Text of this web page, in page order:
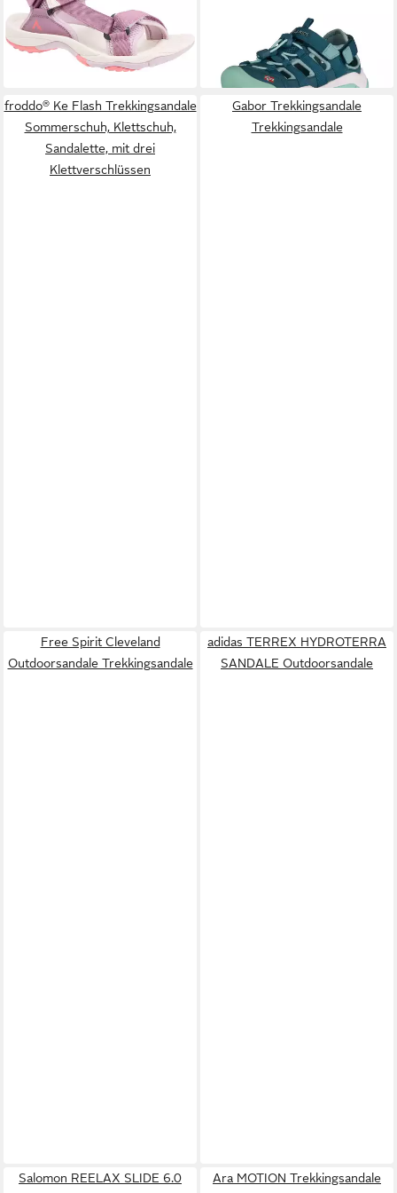
Outdoorsandale wasserdicht
ab 36,99 €
froddo® Ke Flash Trekkingsandale
Sommerschuh, Klettschuh,
Sandalette, mit drei
Klettverschlüssen
Gabor Trekkingsandale
Trekkingsandale
Free Spirit Cleveland
Outdoorsandale Trekkingsandale
adidas TERREX HYDROTERRA
SANDALE Outdoorsandale
Salomon REELAX SLIDE 6.0
Ara MOTION Trekkingsandale